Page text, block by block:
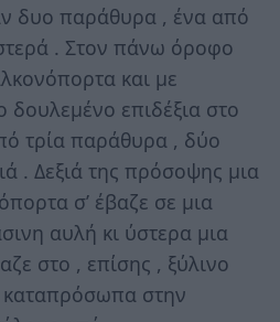
δυο παράθυρα , ένα από
. Στον πάνω όροφο
και με
δουλεμένο επιδέξια στο
τρία παράθυρα , δύο
. Δεξιά της πρόσοψης μια
σ’ έβαζε σε μια
αυλή κι ύστερα μια
στο , επίσης , ξύλινο
καταπρόσωπα στην